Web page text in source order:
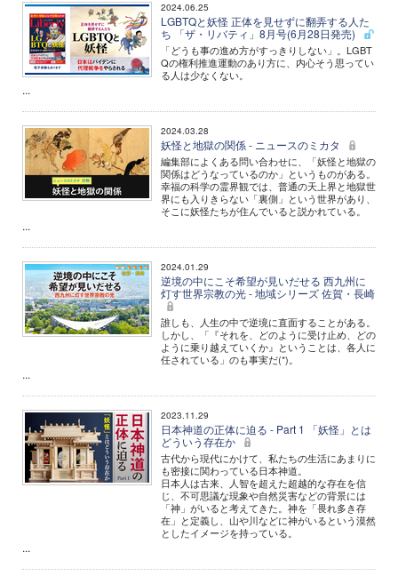
2024.06.25
LGBTQと妖怪 正体を見せずに翻弄する人た
ち 「ザ・リバティ」8月号(6月28日発売)
「どうも事の進め方がすっきりしない」。LGBT
Qの権利推進運動のあり方に、内心そう思ってい
る人は少なくない。
...
2024.03.28
妖怪と地獄の関係 - ニュースのミカタ
編集部によくある問い合わせに、「妖怪と地獄の
関係はどうなっているのか」というものがある。
幸福の科学の霊界観では、普通の天上界と地獄世
界にも入りきらない「裏側」という世界があり、
そこに妖怪たちが住んでいると説かれている。
...
2024.01.29
逆境の中にこそ希望が見いだせる 西九州に
灯す世界宗教の光 - 地域シリーズ 佐賀・長崎
誰しも、人生の中で逆境に直面することがある。
しかし、「『それを、どのように受け止め、どの
ように乗り越えていくか』ということは、各人に
任されている」のも事実だ(*)。
...
2023.11.29
日本神道の正体に迫る - Part 1 「妖怪」とは
どういう存在か
古代から現代にかけて、私たちの生活にあまりに
も密接に関わっている日本神道。
日本人は古来、人智を超えた超越的な存在を信
じ、不可思議な現象や自然災害などの背景には
「神」がいると考えてきた。神を「畏れ多き存
在」と定義し、山や川などに神がいるという漠然
としたイメージを持っている。
...